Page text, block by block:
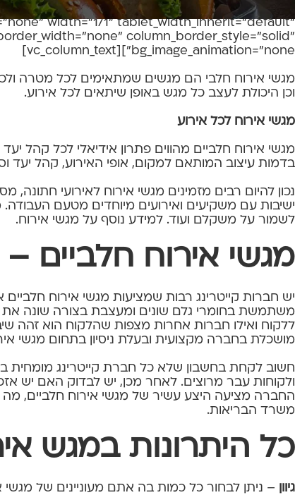
background_hover_color_opacity="1"
width="1/1" tablet_width_inherit="default"
column_border_style="solid"
bg_image_animation="none"][vc_column_text]
מגשי אירוח חלבי הם מגשים שמתאימים לכל מטרה
וכן היכולת לעצב כל מגש באופן שיתאים לכל אירוע.
מגשי אירוח לכל אירוע
מגשי אירוח חלביים מהווים פתרון אידיאלי לכל קהל
בדמות עיצוב המותאם למקום, אופי האירוע, קהל יעד
נכון להיום רבים מזמינים מגשי אירוח לאירועי חתונה,
ישיבות עם משקיעים ואירועים מיוחדים מטעם
לשמור על משקלם ועוד. למידע נוסף על מגשי אירוח.
מגשי אירוח חלביים
יש חברות קייטרינג רבות שמציעות מגשי אירוח חלביים
משתמשת בחומרי גלם שונים ומעצבת בצורה שונה את
ללקוח ואילו חברות אחרות מצפות שהלקוח הוא זהה
מושכלת בחברה מקצועית ובעלת ניסיון בתחום מגשי
חשוב לקחת בחשבון שלא כל חברת קייטרינג מומחית
ולקוחות עבר מרוצים. לאחר מכן, יש לבדוק האם יש
החברה מציעה היצע עשיר של מגשי אירוח חלביים, מה
משרד הבריאות.
כל היתרונות במגש
גיוון
– ניתן לבחור כל כמות בה אתם מעוניינים של מגשי